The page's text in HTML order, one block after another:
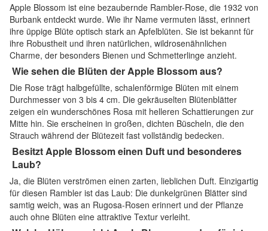
Apple Blossom ist eine bezaubernde Rambler-Rose, die 1932 von
Burbank entdeckt wurde. Wie ihr Name vermuten lässt, erinnert
ihre üppige Blüte optisch stark an Apfelblüten. Sie ist bekannt für
ihre Robustheit und ihren natürlichen, wildrosenähnlichen
Charme, der besonders Bienen und Schmetterlinge anzieht.
Wie sehen die Blüten der Apple Blossom aus?
Die Rose trägt halbgefüllte, schalenförmige Blüten mit einem
Durchmesser von 3 bis 4 cm. Die gekräuselten Blütenblätter
zeigen ein wunderschönes Rosa mit helleren Schattierungen zur
Mitte hin. Sie erscheinen in großen, dichten Büscheln, die den
Strauch während der Blütezeit fast vollständig bedecken.
Besitzt Apple Blossom einen Duft und besonderes
Laub?
Ja, die Blüten verströmen einen zarten, lieblichen Duft. Einzigartig
für diesen Rambler ist das Laub: Die dunkelgrünen Blätter sind
samtig weich, was an Rugosa-Rosen erinnert und der Pflanze
auch ohne Blüten eine attraktive Textur verleiht.